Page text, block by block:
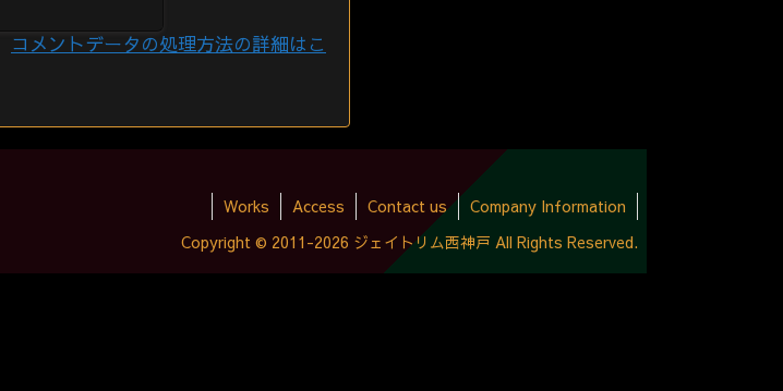
コメントデータの処理方法の詳細はこ
Works Access Contact us
Company Information
Copyright © 2011-2026 ジェイトリム西神戸 All Rights Reserved.